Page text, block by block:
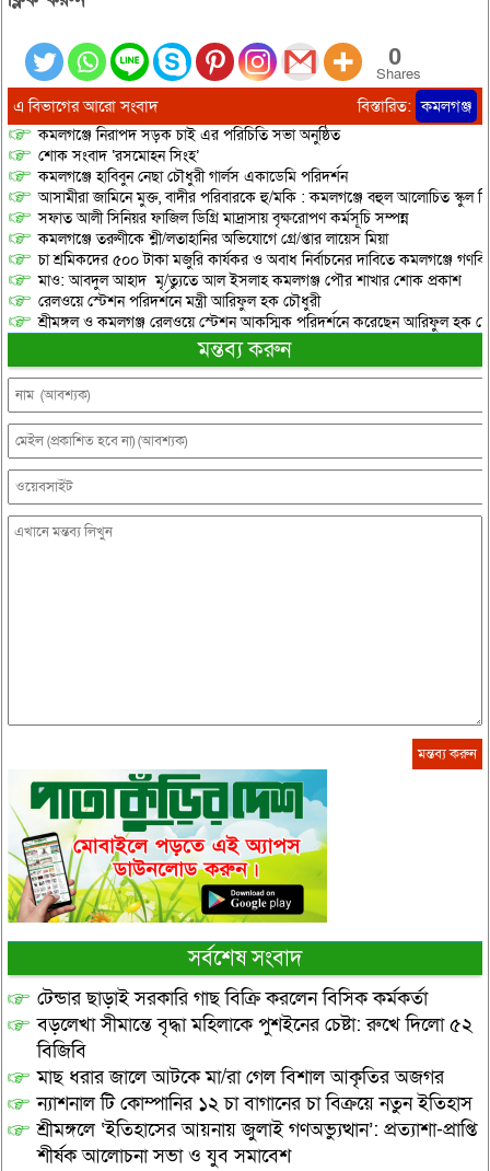
0
Shares
এ বিভাগের আরো সংবাদ বিস্তারিত: কমলগঞ্জ
কমলগঞ্জে নিরাপদ সড়ক চাই এর পরিচিতি সভা অনুষ্ঠিত
শোক সংবাদ ‘রসমোহন সিংহ’
কমলগঞ্জে হাবিবুন নেছা চৌধুরী গার্লস একাডেমি পরিদর্শন
আসামীরা জামিনে মুক্ত, বাদীর পরিবারকে হু/মকি : কমলগঞ্জে বহুল আলোচিত স্কুল
সফাত আলী সিনিয়র ফাজিল ডিগ্রি মাদ্রাসায় বৃক্ষরোপণ কর্মসূচি সম্পন্ন
কমলগঞ্জে তরুণীকে শ্লী/লতাহানির অভিযোগে গ্রে/প্তার লায়েস মিয়া
চা শ্রমিকদের ৫০০ টাকা মজুরি কার্যকর ও অবাধ নির্বাচনের দাবিতে কমলগঞ্জে
মাও: আবদুল আহাদ মৃ/ত্যুতে আল ইসলাহ কমলগঞ্জ পৌর শাখার শোক প্রকাশ
রেলওয়ে স্টেশন পরিদর্শনে মন্ত্রী আরিফুল হক চৌধুরী
শ্রীমঙ্গল ও কমলগঞ্জ রেলওয়ে স্টেশন আকস্মিক পরিদর্শনে করেছেন আরিফুল হক
মন্তব্য করুন
সর্বশেষ সংবাদ
টেন্ডার ছাড়াই সরকারি গাছ বিক্রি করলেন বিসিক কর্মকর্তা
বড়লেখা সীমান্তে বৃদ্ধা মহিলাকে পুশইনের চেষ্টা: রুখে দিলো ৫২
বিজিবি
মাছ ধরার জালে আটকে মা/রা গেল বিশাল আকৃতির অজগর
ন্যাশনাল টি কোম্পানির ১২ চা বাগানের চা বিক্রয়ে নতুন ইতিহাস
শ্রীমঙ্গলে ‘ইতিহাসের আয়নায় জুলাই গণঅভ্যুত্থান’: প্রত্যাশা-প্রাপ্তি
শীর্ষক আলোচনা সভা ও যুব সমাবেশ